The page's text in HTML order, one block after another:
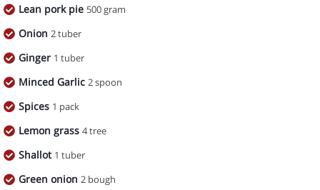
Lean pork pie 500 gram
Onion 2 tuber
Ginger 1 tuber
Minced Garlic 2 spoon
Spices 1 pack
Lemon grass 4 tree
Shallot 1 tuber
Green onion 2 bough